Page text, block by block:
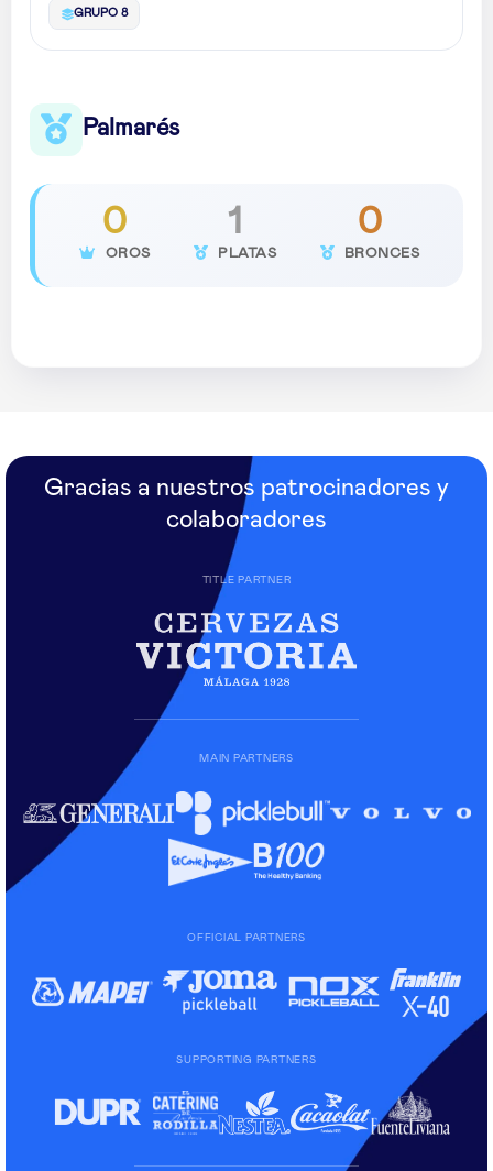
GRUPO 8
Palmarés
0
OROS
1
PLATAS
0
BRONCES
Gracias a nuestros patrocinadores y
colaboradores
TITLE PARTNER
MAIN PARTNERS
OFFICIAL PARTNERS
SUPPORTING PARTNERS